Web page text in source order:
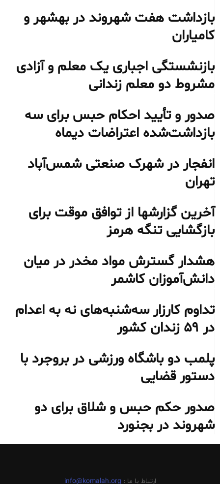
بازداشت هفت شهروند در بهشهر و
کامیاران
بازنشستگی اجباری یک معلم و آزادی
مشروط دو معلم زندانی
صدور و تأیید احکام حبس برای سه
بازداشت‌شده اعتراضات دیماه
انفجار در شهرک صنعتی شمس‌آباد
تهران
آخرین گزارشها از توافق موقت برای
بازگشایی تنگه هرمز
هشدار گسترش مواد مخدر در میان
دانش‌آموزان کاشمر
تداوم کارزار سه‌شنبه‌های نه به اعدام
در ۵۹ زندان کشور
پلمب دو باشگاه ورزشی در بروجرد با
دستور قضایی
صدور حکم حبس و شلاق برای دو
شهروند در بجنورد
ارتباط با ما : info@komalah.org